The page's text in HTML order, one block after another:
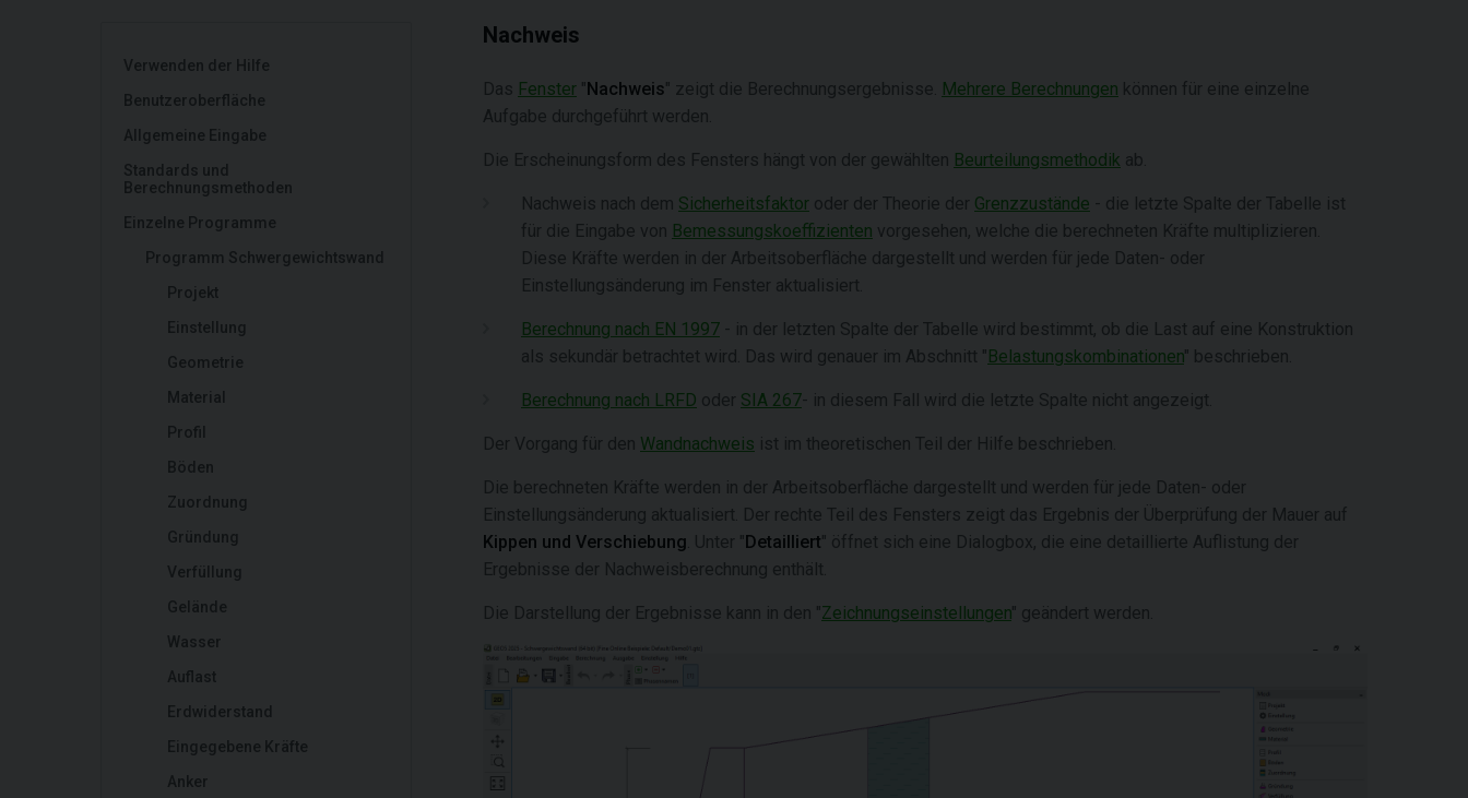
Verwenden der Hilfe
Benutzeroberfläche
Allgemeine Eingabe
Standards und
Berechnungsmethoden
Einzelne Programme
Programm Schwergewichtswand
Projekt
Einstellung
Geometrie
Material
Profil
Böden
Zuordnung
Gründung
Verfüllung
Gelände
Wasser
Auflast
Erdwiderstand
Eingegebene Kräfte
Anker
Nachweis
Das Fenster "Nachweis" zeigt die Berechnungsergebnisse. Mehrere Berechnungen können für eine einzelne
Aufgabe durchgeführt werden.
Die Erscheinungsform des Fensters hängt von der gewählten Beurteilungsmethodik ab.
Nachweis nach dem Sicherheitsfaktor oder der Theorie der Grenzzustände - die letzte Spalte der Tabelle ist
für die Eingabe von Bemessungskoeffizienten vorgesehen, welche die berechneten Kräfte multiplizieren.
Diese Kräfte werden in der Arbeitsoberfläche dargestellt und werden für jede Daten- oder
Einstellungsänderung im Fenster aktualisiert.
Berechnung nach EN 1997 - in der letzten Spalte der Tabelle wird bestimmt, ob die Last auf eine Konstruktion
als sekundär betrachtet wird. Das wird genauer im Abschnitt "Belastungskombinationen" beschrieben.
Berechnung nach LRFD oder SIA 267- in diesem Fall wird die letzte Spalte nicht angezeigt.
Der Vorgang für den Wandnachweis ist im theoretischen Teil der Hilfe beschrieben.
Die berechneten Kräfte werden in der Arbeitsoberfläche dargestellt und werden für jede Daten- oder
Einstellungsänderung aktualisiert. Der rechte Teil des Fensters zeigt das Ergebnis der Überprüfung der Mauer auf
Kippen und Verschiebung . Unter "Detailliert" öffnet sich eine Dialogbox, die eine detaillierte Auflistung der
Ergebnisse der Nachweisberechnung enthält.
Die Darstellung der Ergebnisse kann in den "Zeichnungseinstellungen" geändert werden.